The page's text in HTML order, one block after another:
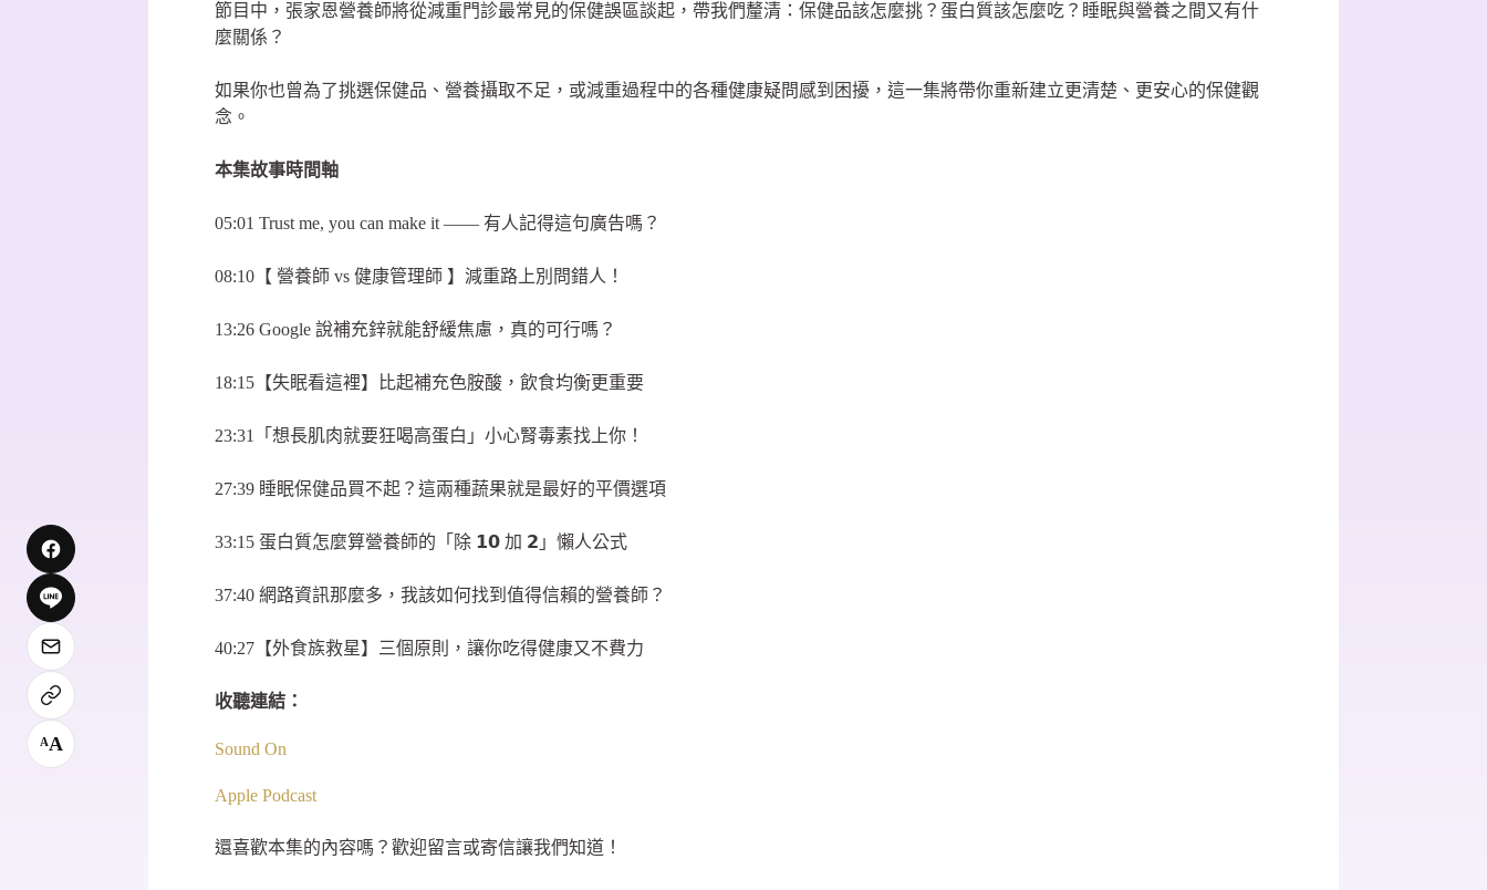
節目中，張家恩營養師將從減重門診最常見的保健誤區談起，帶我們釐清：保健品該怎麼挑？蛋白質該怎麼吃？睡眠與營養之間又有什
麼關係？
如果你也曾為了挑選保健品、營養攝取不足，或減重過程中的各種健康疑問感到困擾，這一集將帶你重新建立更清楚、更安心的保健觀
念。
本集故事時間軸
05:01 Trust me, you can make it —— 有人記得這句廣告嗎？
08:10【 營養師 vs 健康管理師 】減重路上別問錯人！
13:26 Google 說補充鋅就能舒緩焦慮，真的可行嗎？
18:15【失眠看這裡】比起補充色胺酸，飲食均衡更重要
23:31「想長肌肉就要狂喝高蛋白」小心腎毒素找上你！
27:39 睡眠保健品買不起？這兩種蔬果就是最好的平價選項
33:15 蛋白質怎麼算營養師的「除 𝟭𝟬 加 𝟮」懶人公式
37:40 網路資訊那麼多，我該如何找到值得信賴的營養師？
40:27【外食族救星】三個原則，讓你吃得健康又不費力
收聽連結：
Sound On
Apple Podcast
還喜歡本集的內容嗎？歡迎留言或寄信讓我們知道！
AA